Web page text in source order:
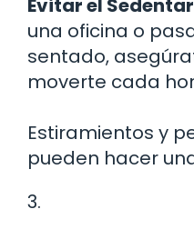
Evitar el
una oficina o
sentado,
moverte cada
Estiramientos y
pueden hacer
3.